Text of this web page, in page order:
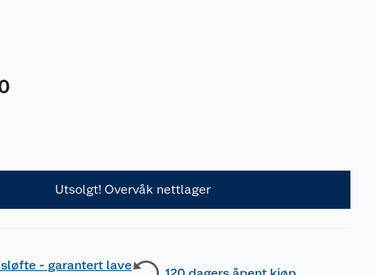
Utsolgt! Overvåk nettlager
- garantert lave